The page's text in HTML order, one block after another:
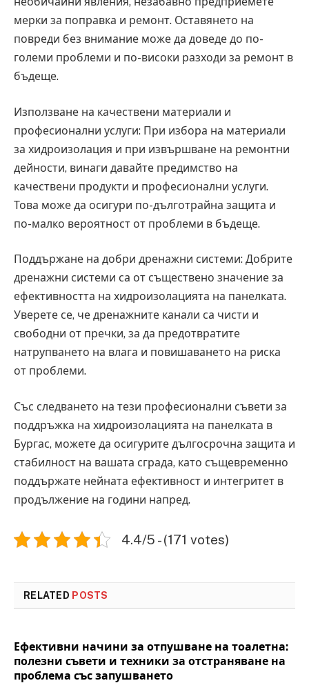
мерки за поправка и ремонт. Оставянето на
повреди без внимание може да доведе до по-
големи проблеми и по-високи разходи за ремонт в
бъдеще.
Използване на качествени материали и
професионални услуги: При избора на материали
за хидроизолация и при извършване на ремонтни
дейности, винаги давайте предимство на
качествени продукти и професионални услуги.
Това може да осигури по-дълготрайна защита и
по-малко вероятност от проблеми в бъдеще.
Поддържане на добри дренажни системи: Добрите
дренажни системи са от съществено значение за
ефективността на хидроизолацията на панелката.
Уверете се, че дренажните канали са чисти и
свободни от пречки, за да предотвратите
натрупването на влага и повишаването на риска
от проблеми.
Със следването на тези професионални съвети за
поддръжка на хидроизолацията на панелката в
Бургас, можете да осигурите дългосрочна защита и
стабилност на вашата сграда, като същевременно
поддържате нейната ефективност и интегритет в
продължение на години напред.
4.4/5 - (171 votes)
RELATED POSTS
Ефективни начини за отпушване на тоалетна:
полезни съвети и техники за отстраняване на
проблема със запушването